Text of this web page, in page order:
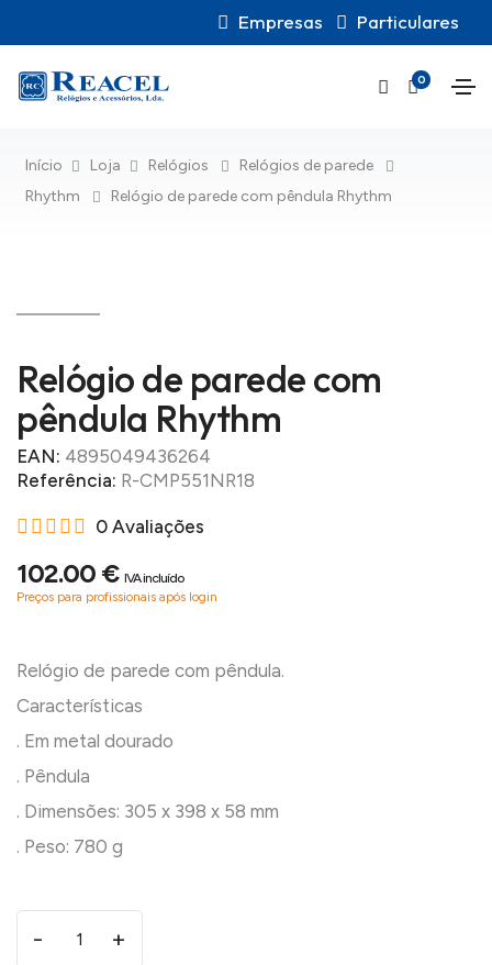
Empresas Particulares
0
Início Loja Relógios
Relógios de parede
Rhythm
Relógio de parede com pêndula Rhythm
Relógio de parede com
pêndula Rhythm
EAN: 4895049436264
Referência: R-CMP551NR18
0 Avaliações
102.00 € IVA incluído
Preços para profissionais após login
Relógio de parede com pêndula.
Características
. Em metal dourado
. Pêndula
. Dimensões: 305 x 398 x 58 mm
- +